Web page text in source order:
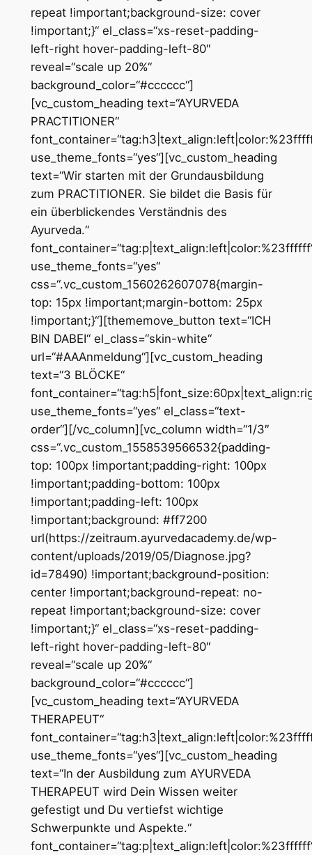
repeat !important;background-size: cover
!important;}“ el_class=“xs-reset-padding-
left-right hover-padding-left-80″
reveal=“scale up 20%“
background_color=“#cccccc“]
[vc_custom_heading text=“AYURVEDA
PRACTITIONER“
use_theme_fonts=“yes“][vc_custom_heading
text=“Wir starten mit der Grundausbildung
zum PRACTITIONER. Sie bildet die Basis für
ein überblickendes Verständnis des
Ayurveda.“
use_theme_fonts=“yes“
css=“.vc_custom_1560262607078{margin-
top: 15px !important;margin-bottom: 25px
!important;}“][thememove_button text=“ICH
BIN DABEI“ el_class=“skin-white“
url=“#AAAnmeldung“][vc_custom_heading
text=“3 BLÖCKE“
use_theme_fonts=“yes“ el_class=“text-
order“][/vc_column][vc_column width=“1/3″
css=“.vc_custom_1558539566532{padding-
top: 100px !important;padding-right: 100px
!important;padding-bottom: 100px
!important;padding-left: 100px
!important;background: #ff7200
url(https://zeitraum.ayurvedacademy.de/wp-
content/uploads/2019/05/Diagnose.jpg?
id=78490) !important;background-position:
center !important;background-repeat: no-
repeat !important;background-size: cover
!important;}“ el_class=“xs-reset-padding-
left-right hover-padding-left-80″
reveal=“scale up 20%“
background_color=“#cccccc“]
[vc_custom_heading text=“AYURVEDA
THERAPEUT“
use_theme_fonts=“yes“][vc_custom_heading
text=“In der Ausbildung zum AYURVEDA
THERAPEUT wird Dein Wissen weiter
gefestigt und Du vertiefst wichtige
Schwerpunkte und Aspekte.“